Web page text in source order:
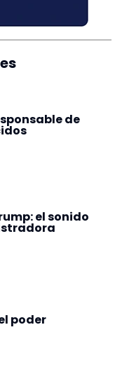
de
el sonido
poder